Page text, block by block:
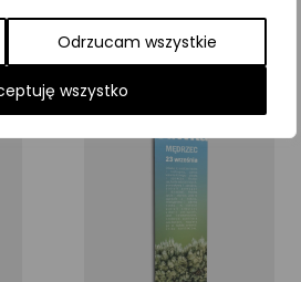
Odrzucam wszystkie
wszystko